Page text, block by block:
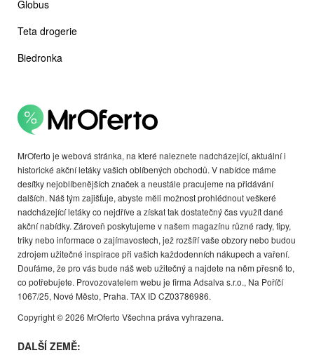
MrOferto je webová stránka, na které naleznete nadcházející, aktuální i
historické akční letáky vašich oblíbených obchodů. V nabídce máme
desítky nejoblíbenějších značek a neustále pracujeme na přidávání
dalších. Náš tým zajišťuje, abyste měli možnost prohlédnout veškeré
nadcházející letáky co nejdříve a získat tak dostatečný čas využít dané
akční nabídky. Zároveň poskytujeme v našem magazínu různé rady, tipy,
triky nebo informace o zajímavostech, jež rozšíří vaše obzory nebo budou
zdrojem užitečné inspirace při vašich každodenních nákupech a vaření.
Doufáme, že pro vás bude náš web užitečný a najdete na něm přesně to,
co potřebujete. Provozovatelem webu je firma Adsalva s.r.o., Na Poříčí
1067/25, Nové Město, Praha. TAX ID CZ03786986.
Copyright © 2026 MrOferto Všechna práva vyhrazena.
Globus
Teta drogerie
Biedronka
DALŠÍ ZEMĚ: